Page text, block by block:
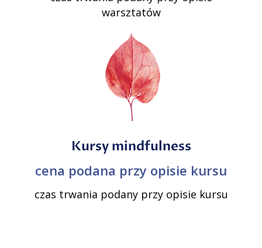
warsztatów
Kursy mindfulness
cena podana przy opisie kursu
czas trwania podany przy opisie kursu